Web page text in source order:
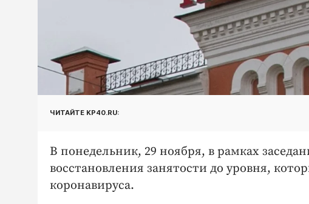
ЧИТАЙТЕ KP40.RU:
В понедельник, 29 ноября, в рамках
восстановления занятости до уровня,
коронавируса.